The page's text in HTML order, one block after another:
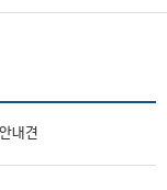
내견